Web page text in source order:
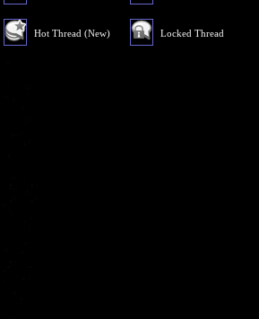
Hot Thread (New) Locked Thread